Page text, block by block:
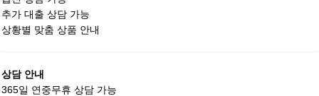
추가 대출 상담 가능
상황별 맞춤 상품 안내
상담 안내
365일 연중무휴 상담 가능